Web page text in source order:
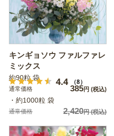
キンギョソウ ファルファレ
ミックス
4.4 （8）
約90粒 袋
通常価格 385円 (税込)
・約1000粒 袋
通常価格 2,420円(税込)